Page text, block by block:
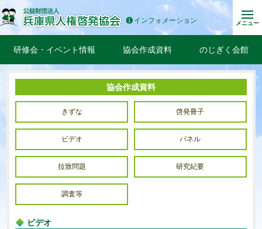
インフォメーション メニュー
研修会・イベント情報 協会作成資料 のじぎく会館
協会作成資料
きずな 啓発冊子
ビデオ パネル
拉致問題 研究紀要
調査等
ビデオ